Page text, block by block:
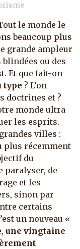
le monde le
beaucoup plus
grande ampleur
ou des
Et que fait-on
type ? L’on
doctrines et ?
monde ultra
les esprits.
villes :
plus récemment
du
paralyser, de
et les
sinon par
certains
un nouveau «
une vingtaine